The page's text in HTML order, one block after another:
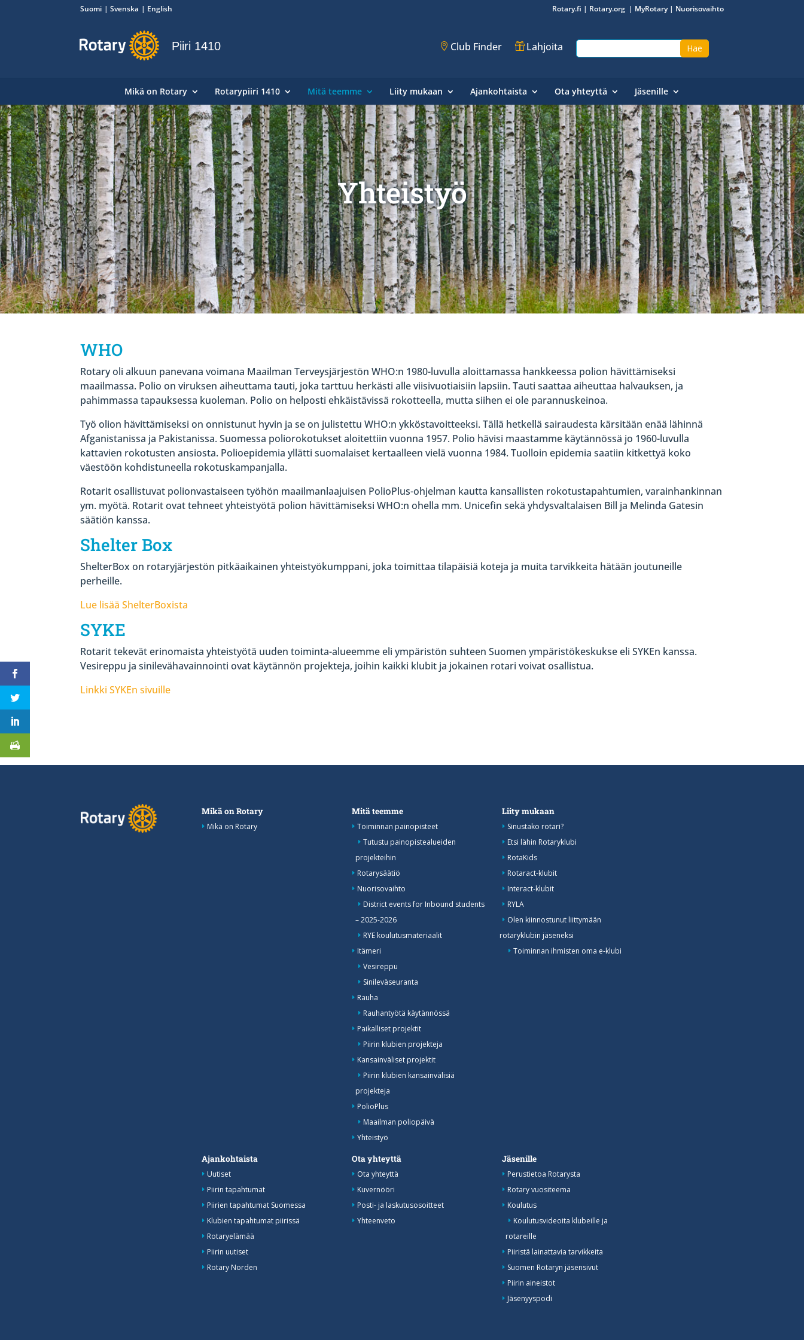
Suomi Svenska English Rotary.fi | Rotary.org | MyRotary| Nuorisovaihto
Piiri 1410 Club Finder Lahjoita
Mikä on Rotary Rotarypiiri 1410 Mitä teemme Liity mukaan Ajankohtaista Ota yhteyttä Jäsenille
Yhteistyö
WHO
Rotary oli alkuun panevana voimana Maailman Terveysjärjestön WHO:n 1980-luvulla aloittamassa hankkeessa polion hävittämiseksi
maailmassa. Polio on viruksen aiheuttama tauti, joka tarttuu herkästi alle viisivuotiaisiin lapsiin. Tauti saattaa aiheuttaa halvauksen, ja
pahimmassa tapauksessa kuoleman. Polio on helposti ehkäistävissä rokotteella, mutta siihen ei ole parannuskeinoa.
Työ olion hävittämiseksi on onnistunut hyvin ja se on julistettu WHO:n ykköstavoitteeksi. Tällä hetkellä sairaudesta kärsitään enää lähinnä
Afganistanissa ja Pakistanissa. Suomessa poliorokotukset aloitettiin vuonna 1957. Polio hävisi maastamme käytännössä jo 1960-luvulla
kattavien rokotusten ansiosta. Polioepidemia yllätti suomalaiset kertaalleen vielä vuonna 1984. Tuolloin epidemia saatiin kitkettyä koko
väestöön kohdistuneella rokotuskampanjalla.
Rotarit osallistuvat polionvastaiseen työhön maailmanlaajuisen PolioPlus-ohjelman kautta kansallisten rokotustapahtumien, varainhankinnan
ym. myötä. Rotarit ovat tehneet yhteistyötä polion hävittämiseksi WHO:n ohella mm. Unicefin sekä yhdysvaltalaisen Bill ja Melinda Gatesin
säätiön kanssa.
Shelter Box
ShelterBox on rotaryjärjestön pitkäaikainen yhteistyökumppani, joka toimittaa tilapäisiä koteja ja muita tarvikkeita hätään joutuneille
perheille.
Lue lisää ShelterBoxista
SYKE
Rotarit tekevät erinomaista yhteistyötä uuden toiminta-alueemme eli ympäristön suhteen Suomen ympäristökeskukse eli SYKEn kanssa.
Vesireppu ja sinilevähavainnointi ovat käytännön projekteja, joihin kaikki klubit ja jokainen rotari voivat osallistua.
Linkki SYKEn sivuille
Mikä on Rotary
Mikä on Rotary
Mitä teemme
Toiminnan painopisteet
Tutustu painopistealueiden
projekteihin
Rotarysäätiö
Nuorisovaihto
District events for Inbound students
– 2025-2026
RYE koulutusmateriaalit
Itämeri
Vesireppu
Sinileväseuranta
Rauha
Rauhantyötä käytännössä
Paikalliset projektit
Piirin klubien projekteja
Kansainväliset projektit
Piirin klubien kansainvälisiä
projekteja
PolioPlus
Maailman poliopäivä
Yhteistyö
Liity mukaan
Sinustako rotari?
Etsi lähin Rotaryklubi
RotaKids
Rotaract-klubit
Interact-klubit
RYLA
Olen kiinnostunut liittymään
rotaryklubin jäseneksi
Toiminnan ihmisten oma e-klubi
Ajankohtaista
Uutiset
Piirin tapahtumat
Piirien tapahtumat Suomessa
Klubien tapahtumat piirissä
Rotaryelämää
Piirin uutiset
Rotary Norden
Ota yhteyttä
Ota yhteyttä
Kuvernööri
Posti- ja laskutusosoitteet
Yhteenveto
Jäsenille
Perustietoa Rotarysta
Rotary vuositeema
Koulutus
Koulutusvideoita klubeille ja
rotareille
Piiristä lainattavia tarvikkeita
Suomen Rotaryn jäsensivut
Piirin aineistot
Jäsenyyspodi